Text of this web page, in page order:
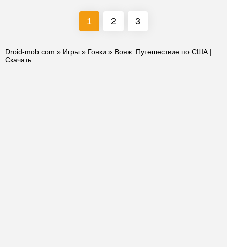
1 2 3
Droid-mob.com » Игры » Гонки » Вояж: Путешествие по США |
Скачать